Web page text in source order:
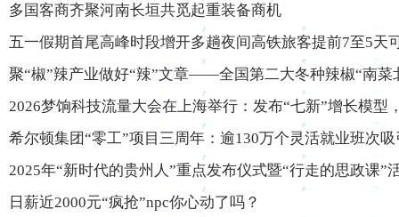
多国客商齐聚河南长垣共觅起重装备商机
五一假期首尾高峰时段增开多趟夜间高铁旅客提前7至5天
聚“椒”辣产业做好“辣”文章——全国第二大冬种辣椒“南菜
2026梦饷科技流量大会在上海举行：发布“七新”增长模型
希尔顿集团“零工”项目三周年：逾130万个灵活就业班次
2025年“新时代的贵州人”重点发布仪式暨“行走的思政课”
日薪近2000元“疯抢”npc你心动了吗？